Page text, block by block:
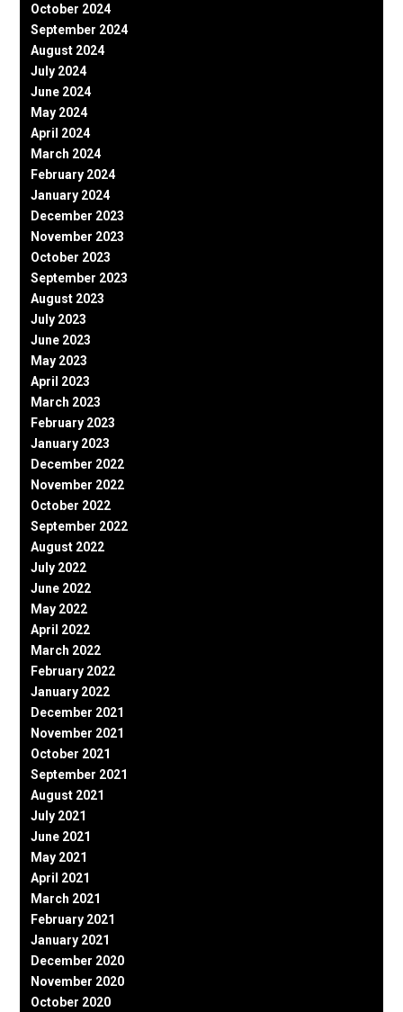
October 2024
September 2024
August 2024
July 2024
June 2024
May 2024
April 2024
March 2024
February 2024
January 2024
December 2023
November 2023
October 2023
September 2023
August 2023
July 2023
June 2023
May 2023
April 2023
March 2023
February 2023
January 2023
December 2022
November 2022
October 2022
September 2022
August 2022
July 2022
June 2022
May 2022
April 2022
March 2022
February 2022
January 2022
December 2021
November 2021
October 2021
September 2021
August 2021
July 2021
June 2021
May 2021
April 2021
March 2021
February 2021
January 2021
December 2020
November 2020
October 2020